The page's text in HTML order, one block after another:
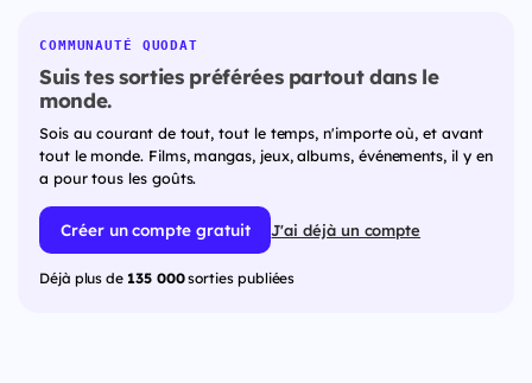
COMMUNAUTÉ QUODAT
Suis tes sorties préférées partout dans le
monde.
Sois au courant de tout, tout le temps, n'importe où, et avant
tout le monde. Films, mangas, jeux, albums, événements, il y en
a pour tous les goûts.
Créer un compte gratuit J'ai déjà un compte
Déjà plus de 135 000sorties publiées